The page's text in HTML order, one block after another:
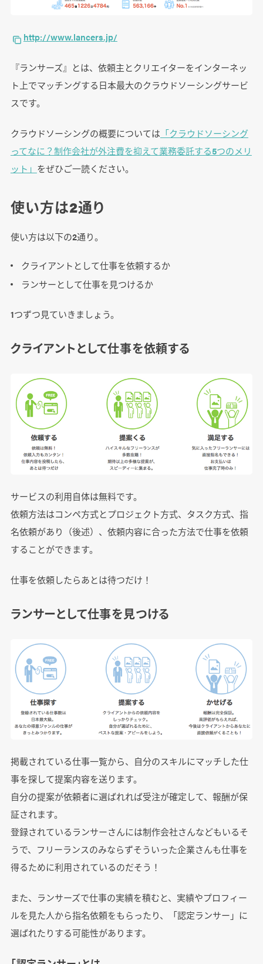
http://www.lancers.jp/
『ランサーズ』とは、依頼主とクリエイターをインターネッ
ト上でマッチングする日本最大のクラウドソーシングサービ
スです。
クラウドソーシングの概要については 「クラウドソーシング
ってなに？制作会社が外注費を抑えて業務委託する5つのメリ
ット」 をぜひご一読ください。
使い方は2通り
使い方は以下の2通り。
クライアントとして仕事を依頼するか
ランサーとして仕事を見つけるか
1つずつ見ていきましょう。
クライアントとして仕事を依頼する
サービスの利用自体は無料です。
依頼方法はコンペ方式とプロジェクト方式、タスク方式、指
名依頼があり（後述）、依頼内容に合った方法で仕事を依頼
することができます。
仕事を依頼したらあとは待つだけ！
ランサーとして仕事を見つける
掲載されている仕事一覧から、自分のスキルにマッチした仕
事を探して提案内容を送ります。
自分の提案が依頼者に選ばれれば受注が確定して、報酬が保
証されます。
登録されているランサーさんには制作会社さんなどもいるそ
うで、フリーランスのみならずそういった企業さんも仕事を
得るために利用されているのだそう！
また、ランサーズで仕事の実績を積むと、実績やプロフィー
ルを見た人から指名依頼をもらったり、「認定ランサー」に
選ばれたりする可能性があります。